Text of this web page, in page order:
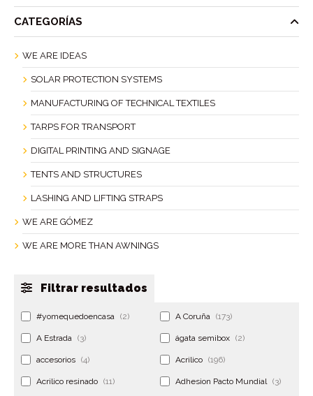
CATEGORÍAS
WE ARE IDEAS
SOLAR PROTECTION SYSTEMS
MANUFACTURING OF TECHNICAL TEXTILES
TARPS FOR TRANSPORT
DIGITAL PRINTING AND SIGNAGE
TENTS AND STRUCTURES
LASHING AND LIFTING STRAPS
WE ARE GÓMEZ
WE ARE MORE THAN AWNINGS
Filtrar resultados
#yomequedoencasa (2) A Coruña (173)
A Estrada (3) ágata semibox (2)
accesorios (4) Acrilico (196)
Acrilico resinado (11) Adhesion Pacto Mundial (3)